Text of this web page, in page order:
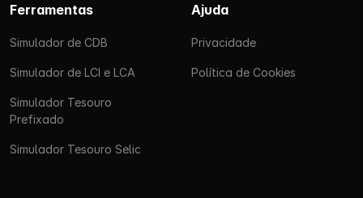
Ferramentas
Simulador de CDB
Simulador de LCI e LCA
Simulador Tesouro
Prefixado
Simulador Tesouro Selic
Ajuda
Privacidade
Política de Cookies